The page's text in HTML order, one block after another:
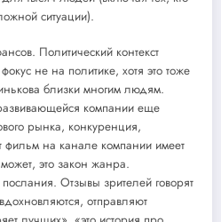
ситуации).
Политический контекст
не на политике, хотя это тоже
близки многим людям.
компании еще
рынка, конкуренция,
фильм на канале компании имеет
это закон жанра.
Отзывы зрителей говорят
отправляют